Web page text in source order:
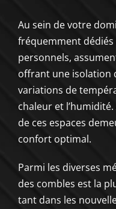
Au sein de votre
fréquemment dédiés
personnels,
offrant une isolation
variations de
chaleur et
de ces espaces
confort optimal.
Parmi les diverses
des combles est la
tant dans les